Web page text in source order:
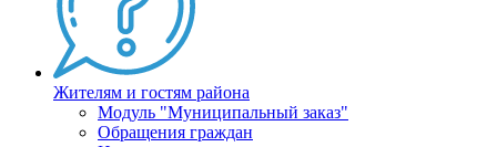
Жителям и гостям района
Модуль "Муниципальный заказ"
Обращения граждан